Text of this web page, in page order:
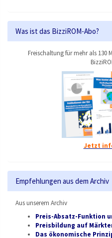
Was ist das BizziROM-Abo?
Freischaltung für mehr als 130
Jetzt
Empfehlungen aus dem Archiv
Aus unserem Archiv
Preis-Absatz-Funktion
Preisbildung auf
Das ökonomische